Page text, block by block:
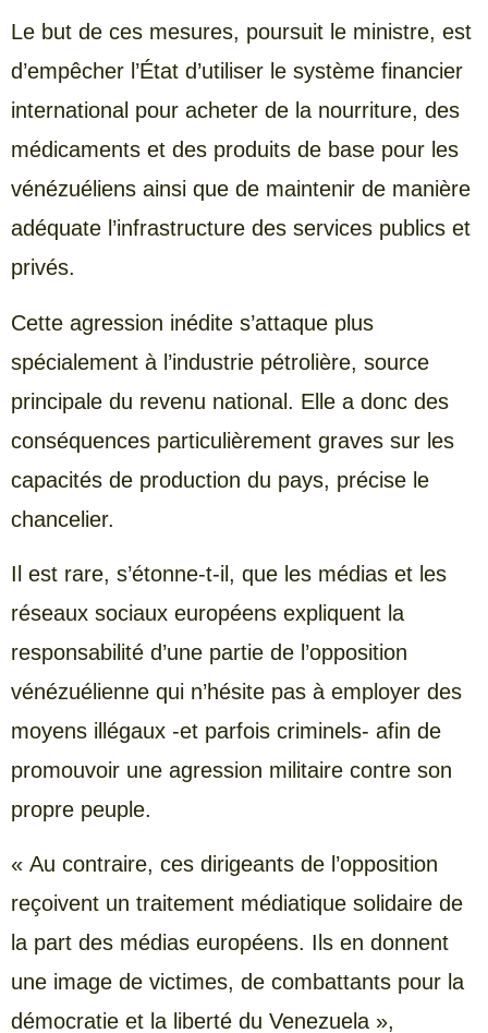
Le but de ces mesures, poursuit le ministre, est
d’empêcher l’État d’utiliser le système financier
international pour acheter de la nourriture, des
médicaments et des produits de base pour les
vénézuéliens ainsi que de maintenir de manière
adéquate l’infrastructure des services publics et
privés.
Cette agression inédite s’attaque plus
spécialement à l’industrie pétrolière, source
principale du revenu national. Elle a donc des
conséquences particulièrement graves sur les
capacités de production du pays, précise le
chancelier.
Il est rare, s’étonne-t-il, que les médias et les
réseaux sociaux européens expliquent la
responsabilité d’une partie de l’opposition
vénézuélienne qui n’hésite pas à employer des
moyens illégaux -et parfois criminels- afin de
promouvoir une agression militaire contre son
propre peuple.
« Au contraire, ces dirigeants de l’opposition
reçoivent un traitement médiatique solidaire de
la part des médias européens. Ils en donnent
une image de victimes, de combattants pour la
démocratie et la liberté du Venezuela »,